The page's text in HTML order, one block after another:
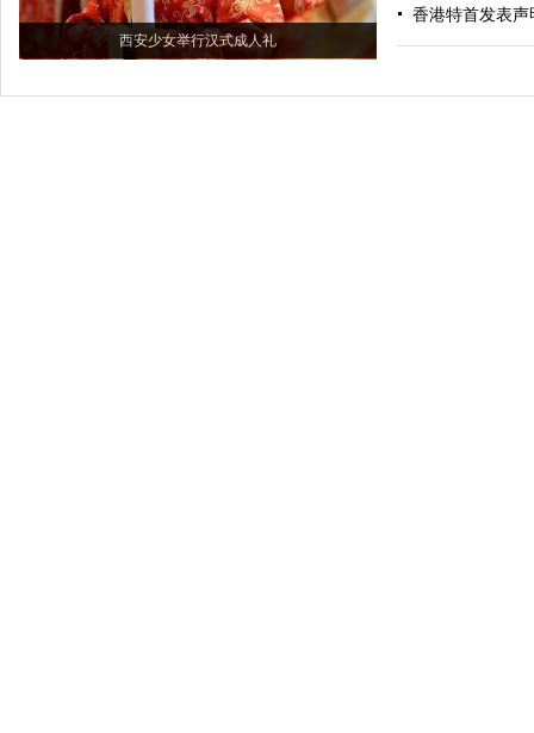
西安少女举行汉式成人礼
香港特首发表声